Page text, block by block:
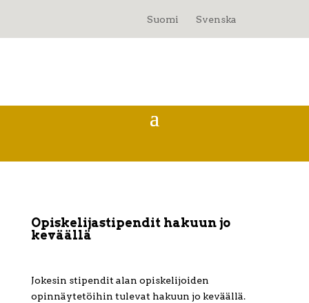
Suomi Svenska
Opiskelijastipendit hakuun jo
keväällä
Jokesin stipendit alan opiskelijoiden
opinnäytetöihin tulevat hakuun jo keväällä.